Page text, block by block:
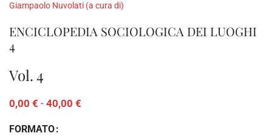
Giampaolo Nuvolati (a cura di)
ENCICLOPEDIA SOCIOLOGICA DEI LUOGHI
4
Vol. 4
0,00 € - 40,00 €
FORMATO